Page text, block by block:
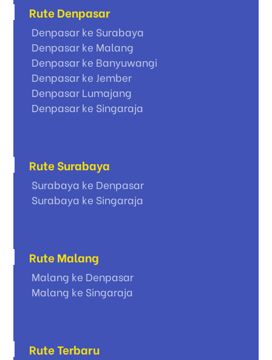
Rute Denpasar
Denpasar ke Surabaya
Denpasar ke Malang
Denpasar ke Banyuwangi
Denpasar ke Jember
Denpasar Lumajang
Denpasar ke Singaraja
Rute Surabaya
Surabaya ke Denpasar
Surabaya ke Singaraja
Rute Malang
Malang ke Denpasar
Malang ke Singaraja
Rute Terbaru